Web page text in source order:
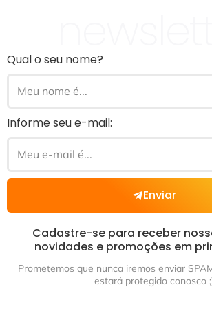
Qual o seu nome?
Informe seu e-mail:
Enviar
Cadastre-se para receber
novidades e promoções em
Prometemos que nunca iremos enviar
estará protegido conosco